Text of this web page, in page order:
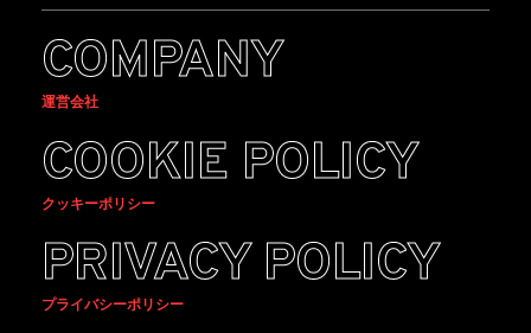
COMPANY
運営会社
COOKIE POLICY
クッキーポリシー
PRIVACY POLICY
プライバシーポリシー